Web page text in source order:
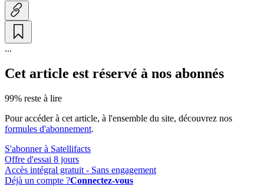
...
Cet article est réservé à nos abonnés
99% reste à lire
Pour accéder à cet article, à l'ensemble du site, découvrez nos
formules d'abonnement.
S'abonner à Satellifacts
Offre d'essai 8 jours
Accès intégral gratuit - Sans engagement
Déjà un compte ?Connectez-vous